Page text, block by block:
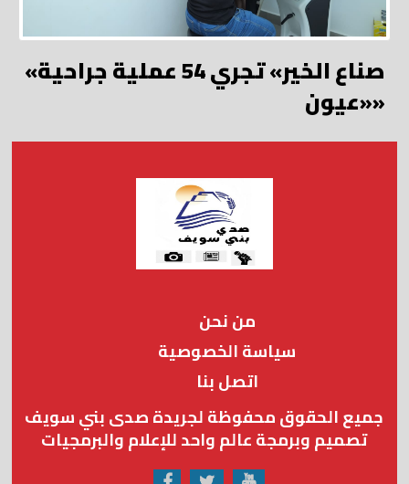
«صناع الخير» تجري 54 عملية جراحية
«عيون»
من نحن
سياسة الخصوصية
اتصل بنا
جميع الحقوق محفوظة لجريدة صدى بني سويف
تصميم وبرمجة عالم واحد للإعلام والبرمجيات